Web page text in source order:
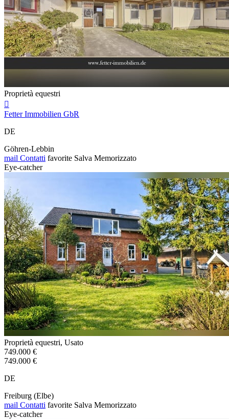
Proprietà equestri

Fetter Immobilien GbR
DE
Göhren-Lebbin
mail Contatti favorite Salva Memorizzato
Eye-catcher
Proprietà equestri, Usato
749.000 €
749.000 €
DE
Freiburg (Elbe)
mail Contatti favorite Salva Memorizzato
Eye-catcher